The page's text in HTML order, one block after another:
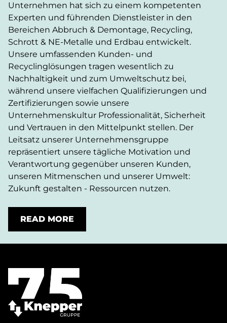
Unternehmen hat sich zu einem kompetenten
Experten und führenden Dienstleister in den
Bereichen Abbruch & Demontage, Recycling,
Schrott & NE-Metalle und Erdbau entwickelt.
Unsere umfassenden Kunden- und
Recyclinglösungen tragen wesentlich zu
Nachhaltigkeit und zum Umweltschutz bei,
während unsere vielfachen Qualifizierungen und
Zertifizierungen sowie unsere
Unternehmenskultur Professionalität, Sicherheit
und Vertrauen in den Mittelpunkt stellen. Der
Leitsatz unserer Unternehmensgruppe
repräsentiert unsere tägliche Motivation und
Verantwortung gegenüber unseren Kunden,
unseren Mitmenschen und unserer Umwelt:
Zukunft gestalten - Ressourcen nutzen.
READ MORE